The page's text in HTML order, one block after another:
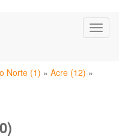
Norte (1) » Acre (12) »